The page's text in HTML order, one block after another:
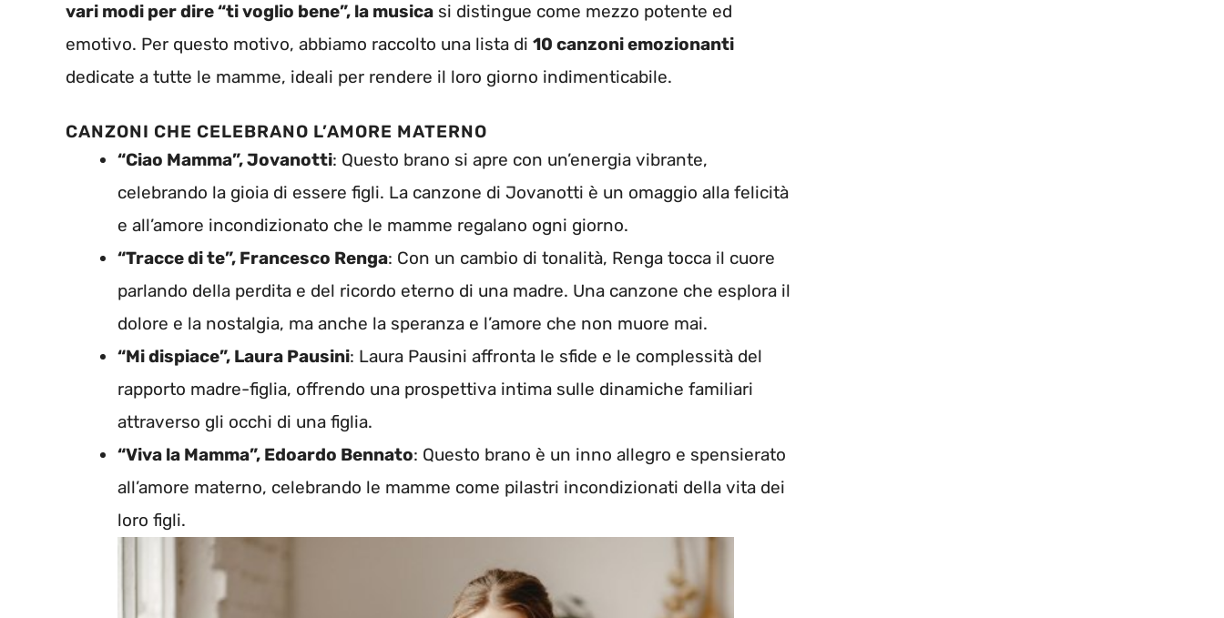
vari modi per dire “ti voglio bene”, la musica si distingue come mezzo potente ed
emotivo. Per questo motivo, abbiamo raccolto una lista di 10 canzoni emozionanti
dedicate a tutte le mamme, ideali per rendere il loro giorno indimenticabile.
CANZONI CHE CELEBRANO L’AMORE MATERNO
“Ciao Mamma”, Jovanotti: Questo brano si apre con un’energia vibrante,
celebrando la gioia di essere figli. La canzone di Jovanotti è un omaggio alla felicità
e all’amore incondizionato che le mamme regalano ogni giorno.
“Tracce di te”, Francesco Renga: Con un cambio di tonalità, Renga tocca il cuore
parlando della perdita e del ricordo eterno di una madre. Una canzone che esplora il
dolore e la nostalgia, ma anche la speranza e l’amore che non muore mai.
“Mi dispiace”, Laura Pausini: Laura Pausini affronta le sfide e le complessità del
rapporto madre-figlia, offrendo una prospettiva intima sulle dinamiche familiari
attraverso gli occhi di una figlia.
“Viva la Mamma”, Edoardo Bennato: Questo brano è un inno allegro e spensierato
all’amore materno, celebrando le mamme come pilastri incondizionati della vita dei
loro figli.